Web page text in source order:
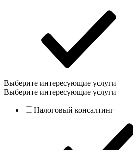
Выберите интересующие услуги
Выберите интересующие услуги
Налоговый консалтинг